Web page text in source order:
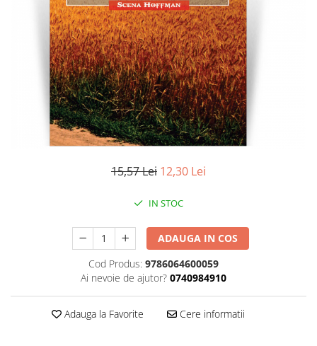
Literatura
Contemporana
Moderna
Universala
Universala
Non-fictiune
Publicistica / Reportaje / Interviuri
Sociologie si filozofie
15,57 Lei 12,30 Lei
IN STOC
ADAUGA IN COS
Cod Produs: 9786064600059
Ai nevoie de ajutor? 0740984910
Adauga la Favorite Cere informatii